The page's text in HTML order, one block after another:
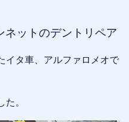
ットのデントリペア
イタ車、アルファロメオで
。